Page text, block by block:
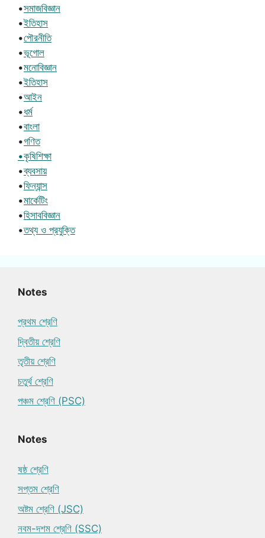
•সমাজবিজ্ঞান
•ইতিহাস
•পৌরনীতি
•ভূগোল
•মনোবিজ্ঞান
•ইতিহাস
•আইন
•ধর্ম
•বাংলা
•গণিত
•কৃষিশিক্ষা
•ব্যবসায়
•ফিন্যান্স
•মার্কেটিং
•হিসাববিজ্ঞান
•তথ্য ও প্রযুক্তি
Notes
প্রথম শ্রেণি
দ্বিতীয় শ্রেণি
তৃতীয় শ্রেণি
চতুর্থ শ্রেণি
পঞ্চম শ্রেণি (PSC)
Notes
ষষ্ঠ শ্রেণি
সপ্তম শ্রেণি
অষ্টম শ্রেণি (JSC)
নবম-দশম শ্রেণি (SSC)